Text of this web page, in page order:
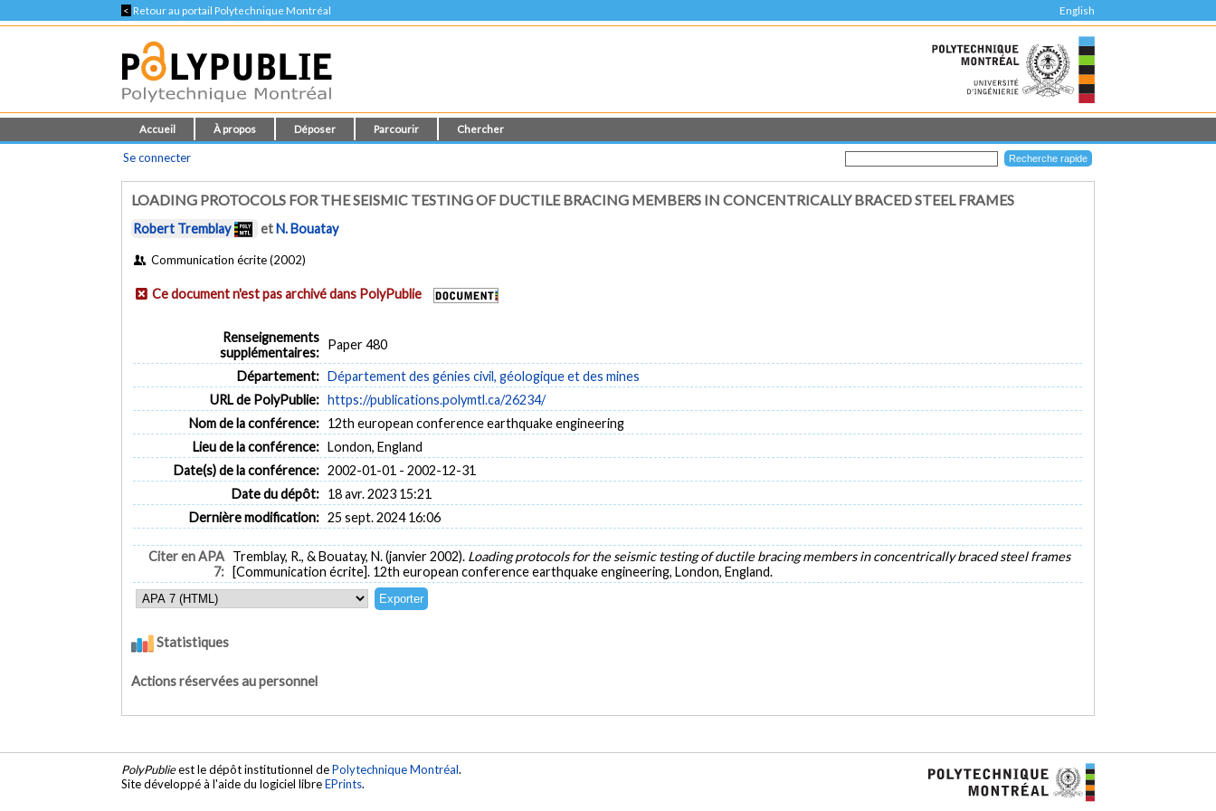
< Retour au portail Polytechnique Montréal English
Accueil À propos Déposer Parcourir Chercher
Se connecter
LOADING PROTOCOLS FOR THE SEISMIC TESTING OF DUCTILE BRACING MEMBERS IN CONCENTRICALLY BRACED STEEL FRAMES
Robert Tremblay etN. Bouatay
Communication écrite (2002)
Ce document n'est pas archivé dans PolyPublie
Renseignements
supplémentaires:
Paper 480
Département: Département des génies civil, géologique et des mines
URL de PolyPublie: https://publications.polymtl.ca/26234/
Nom de la conférence: 12th european conference earthquake engineering
Lieu de la conférence: London, England
Date(s) de la conférence: 2002-01-01 - 2002-12-31
Date du dépôt: 18 avr. 2023 15:21
Dernière modification: 25 sept. 2024 16:06
Citer en APA
7:
Tremblay, R., & Bouatay, N. (janvier 2002). Loading protocols for the seismic testing of ductile bracing members in concentrically braced steel frames
[Communication écrite]. 12th european conference earthquake engineering, London, England.
Statistiques
Actions réservées au personnel
PolyPublieest le dépôt institutionnel dePolytechnique Montréal.
Site développé à l'aide du logiciel libreEPrints.